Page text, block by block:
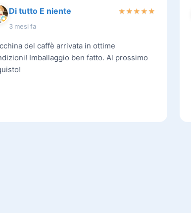
Di tutto E niente
3 mesi fa
★★★★★
del caffè arrivata in ottime
Imballaggio ben fatto. Al prossimo